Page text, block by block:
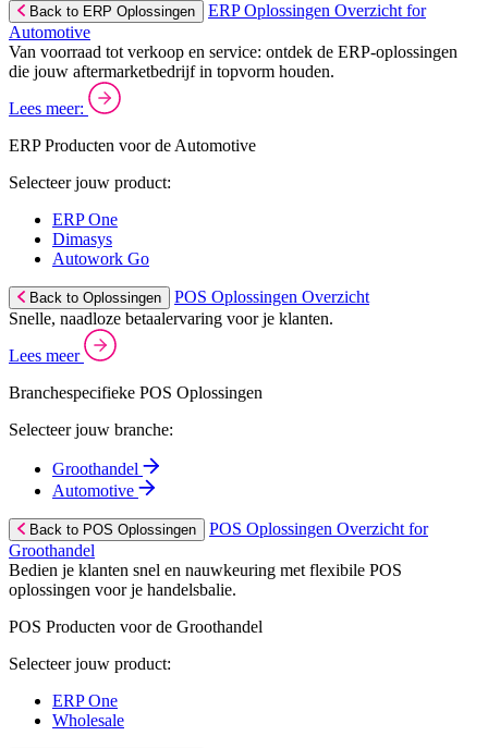
Back to ERP Oplossingen
ERP Oplossingen Overzicht for
Automotive
Van voorraad tot verkoop en service: ontdek de ERP-oplossingen
die jouw aftermarketbedrijf in topvorm houden.
Lees meer:
ERP Producten voor de Automotive
Selecteer jouw product:
ERP One
Dimasys
Autowork Go
Back to Oplossingen
POS Oplossingen Overzicht
Snelle, naadloze betaalervaring voor je klanten.
Lees meer
Branchespecifieke POS Oplossingen
Selecteer jouw branche:
Groothandel
Automotive
Back to POS Oplossingen
POS Oplossingen Overzicht for
Groothandel
Bedien je klanten snel en nauwkeuring met flexibile POS
oplossingen voor je handelsbalie.
POS Producten voor de Groothandel
Selecteer jouw product:
ERP One
Wholesale